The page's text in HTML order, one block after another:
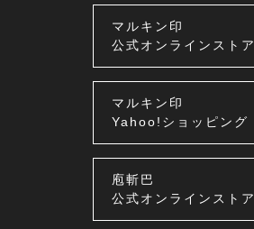
マルキン印
公式オンラインストア
マルキン印
Yahoo!ショッピング
庖斬巴
公式オンラインストア